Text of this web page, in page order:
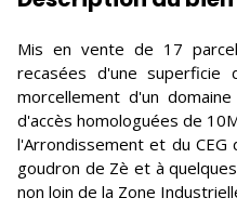
Mis en vente de 17
recasées d'une superficie
morcellement d'un
d'accès homologuées de
l'Arrondissement et du CEG
goudron de Zè et à
non loin de la Zone